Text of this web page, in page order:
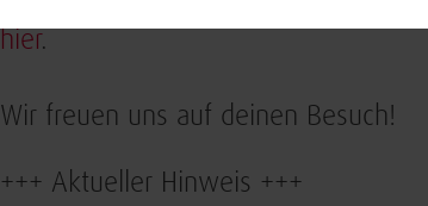
hier.
Wir freuen uns auf deinen Besuch!
+++ Aktueller Hinweis +++